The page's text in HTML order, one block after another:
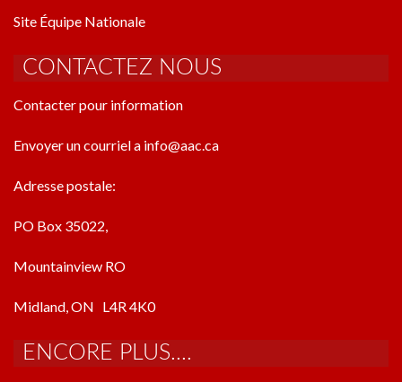
Site Équipe Nationale
CONTACTEZ NOUS
Contacter pour information
Envoyer un courriel a info@aac.ca
Adresse postale:
PO Box 35022,
Mountainview RO
Midland, ON L4R 4K0
ENCORE PLUS....